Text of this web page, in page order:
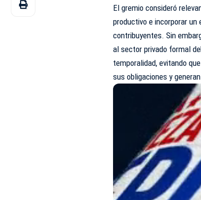
El gremio consideró
productivo e incorporar
contribuyentes. Sin
al sector privado formal
temporalidad, evitando
sus obligaciones y